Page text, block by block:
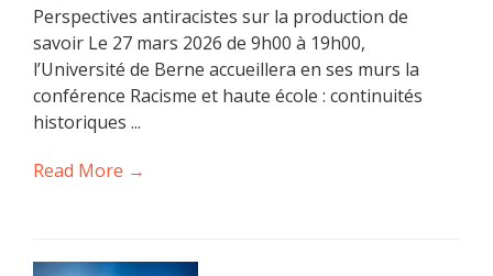
Perspectives antiracistes sur la production de
savoir Le 27 mars 2026 de 9h00 à 19h00,
l’Université de Berne accueillera en ses murs la
conférence Racisme et haute école : continuités
historiques ...
Read More →